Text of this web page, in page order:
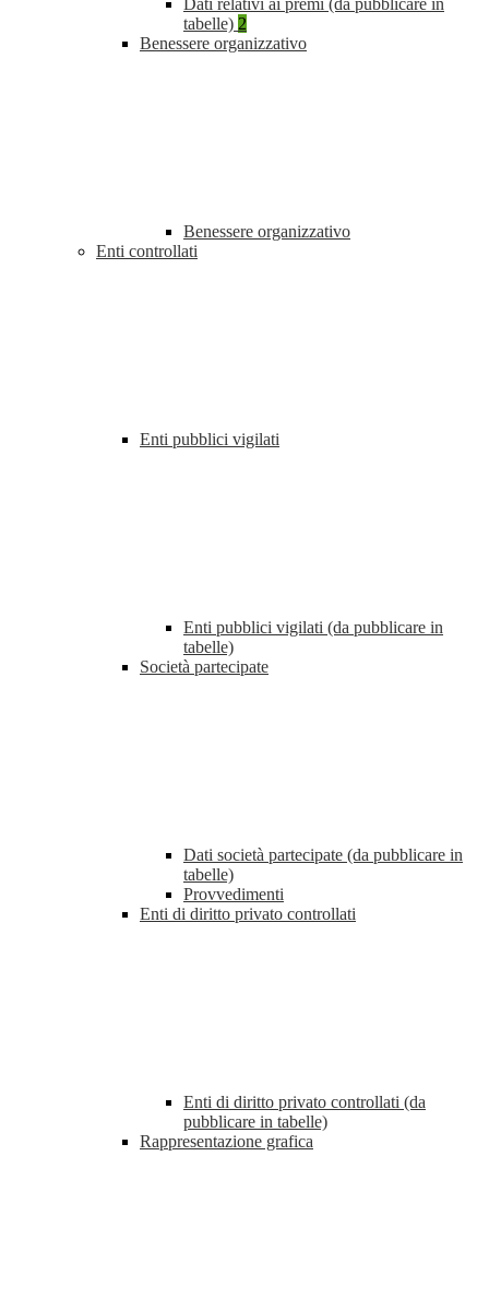
Dati relativi ai premi (da pubblicare in
tabelle) 2
Benessere organizzativo
Benessere organizzativo
Enti controllati
Enti pubblici vigilati
Enti pubblici vigilati (da pubblicare in
tabelle)
Società partecipate
Dati società partecipate (da pubblicare in
tabelle)
Provvedimenti
Enti di diritto privato controllati
Enti di diritto privato controllati (da
pubblicare in tabelle)
Rappresentazione grafica